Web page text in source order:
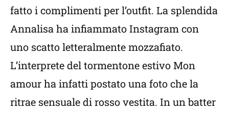
fatto i complimenti per l’outfit. La splendida
Annalisa ha infiammato Instagram con
uno scatto letteralmente mozzafiato.
L’interprete del tormentone estivo Mon
amour ha infatti postato una foto che la
ritrae sensuale di rosso vestita. In un batter